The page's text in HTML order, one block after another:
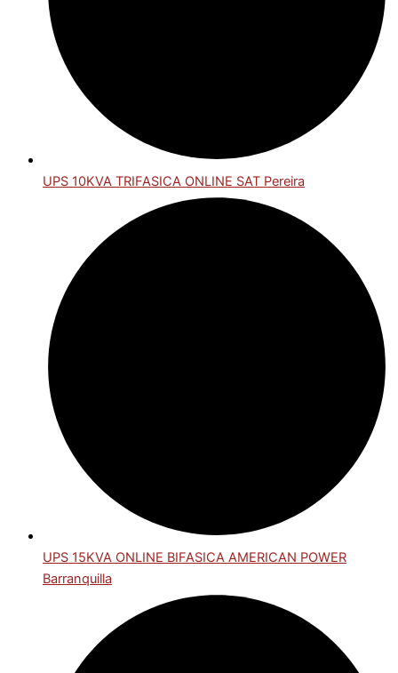
UPS 10KVA TRIFASICA ONLINE SAT Pereira
UPS 15KVA ONLINE BIFASICA AMERICAN POWER
Barranquilla